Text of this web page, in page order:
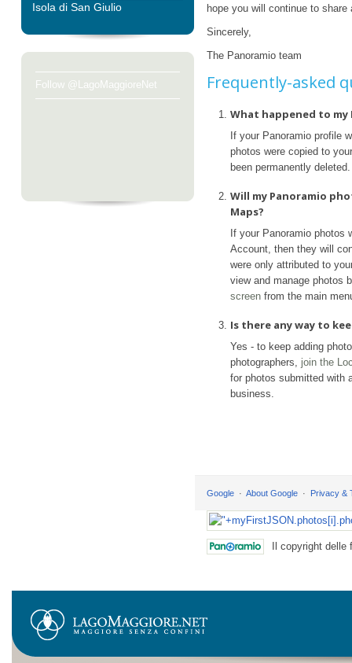
Isola di San Giulio
Follow @LagoMaggioreNet
hope you will continue to
Sincerely,
The Panoramio team
Frequently-asked
What happened to my
If your Panoramio profile
photos were copied to
been permanently deleted.
Will my Panoramio
Maps?
If your Panoramio photos
Account, then they will
were only attributed to
view and manage photos
screen from the main
Is there any way to
Yes - to keep adding
photographers, join the
for photos submitted with
business.
Google About Google Privacy &
Il copyright